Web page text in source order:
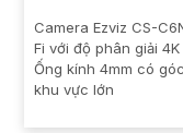
Camera Ezviz CS-
Fi với độ phân giải
Ống kính 4mm có
khu vực lớn